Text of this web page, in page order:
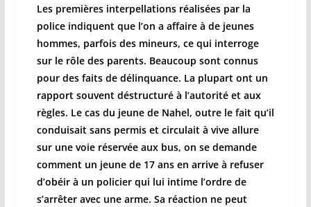
Les premières interpellations réalisées par la
police indiquent que l’on a affaire à de jeunes
hommes, parfois des mineurs, ce qui interroge
sur le rôle des parents. Beaucoup sont connus
pour des faits de délinquance. La plupart ont un
rapport souvent déstructuré à l’autorité et aux
règles. Le cas du jeune de Nahel, outre le fait qu’il
conduisait sans permis et circulait à vive allure
sur une voie réservée aux bus, on se demande
comment un jeune de 17 ans en arrive à refuser
d’obéir à un policier qui lui intime l’ordre de
s’arrêter avec une arme. Sa réaction ne peut